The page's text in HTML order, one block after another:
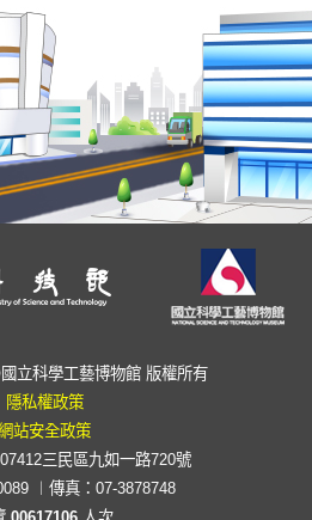
立科學工藝博物館 版權所有
隱私權政策
站安全政策
三民區九如一路720號
︱傳真：07-3878748